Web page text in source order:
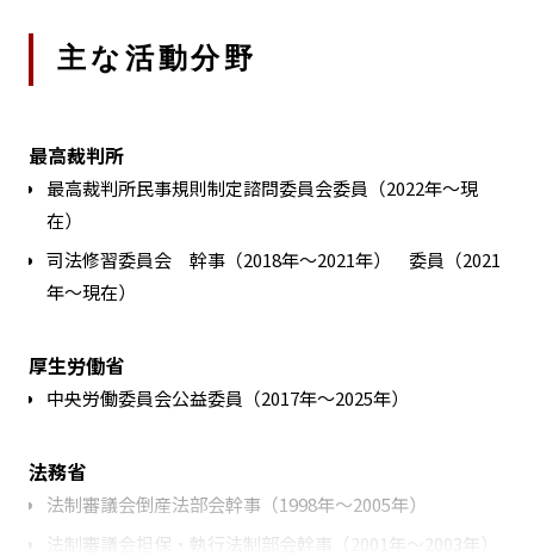
主な活動分野
最高裁判所
最高裁判所民事規則制定諮問委員会委員（2022年〜現
在）
司法修習委員会 幹事（2018年～2021年） 委員（2021
年～現在）
厚生労働省
中央労働委員会公益委員（2017年～2025年）
法務省
法制審議会倒産法部会幹事（1998年～2005年）
法制審議会担保・執行法制部会幹事（2001年～2003年）